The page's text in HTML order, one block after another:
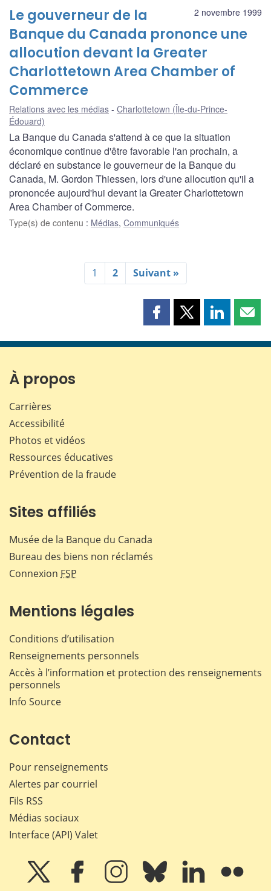
2 novembre 1999
Le gouverneur de la
Banque du Canada prononce une
allocution devant la Greater
Charlottetown Area Chamber of
Commerce
Relations avec les médias
Charlottetown (Île-du-Prince-
Édouard)
La Banque du Canada s'attend à ce que la situation
économique continue d'être favorable l'an prochain, a
déclaré en substance le gouverneur de la Banque du
Canada, M. Gordon Thiessen, lors d'une allocution qu'il a
prononcée aujourd'hui devant la Greater Charlottetown
Area Chamber of Commerce.
Type(s) de contenu : Médias, Communiqués
1 2 Suivant »
Partager
page
Partager
page
Partager
page page
À propos
Carrières
Accessibilité
Photos et vidéos
Ressources éducatives
Prévention de la fraude
Sites affiliés
Musée de la Banque du Canada
Bureau des biens non réclamés
Connexion FSP
Mentions légales
Conditions d’utilisation
Renseignements personnels
Accès à l’information et protection des renseignements
personnels
Info Source
Contact
Pour renseignements
Alertes par courriel
Fils RSS
Médias sociaux
Interface (API) Valet